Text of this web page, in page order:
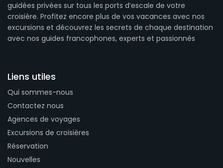
guidées privées sur tous les ports d’escale de votre
croisière. Profitez encore plus de vos vacances avec nos
excursions et découvrez les secrets de chaque destination
avec nos guides francophones, experts et passionnés
Liens utiles
Qui sommes-nous
Contactez nous
Agences de voyages
Excursions de croisières
Réservation
Nouvelles